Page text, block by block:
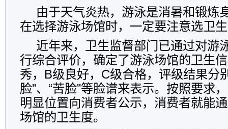
由于天气炎热，游泳是消暑和锻炼
在选择游泳场馆时，一定要注意选卫
近年来，卫生监督部门已通过对游
行综合评价，确定了游泳场馆的卫生
秀，B级良好，C级合格，评级结果分
脸”、“苦脸”等脸谱来表示。按照要求
明显位置向消费者公示，消费者就能
场馆的卫生度。